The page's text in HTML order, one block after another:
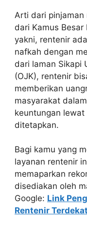
Arti dari
dari Kamus Besar
yakni, rentenir
nafkah dengan
dari laman Sikapi
(OJK), rentenir
memberikan
masyarakat
keuntungan
ditetapkan.
Bagi kamu yang
layanan rentenir
memaparkan
disediakan oleh
Google: Link
Rentenir Terdekat